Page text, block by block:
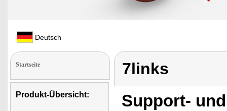
Deutsch
Startseite
Produkt-Übersicht:
7links
Support-